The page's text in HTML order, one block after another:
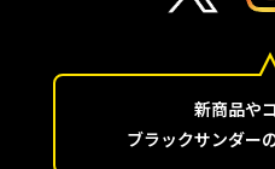
新商品や
ブラックサンダー